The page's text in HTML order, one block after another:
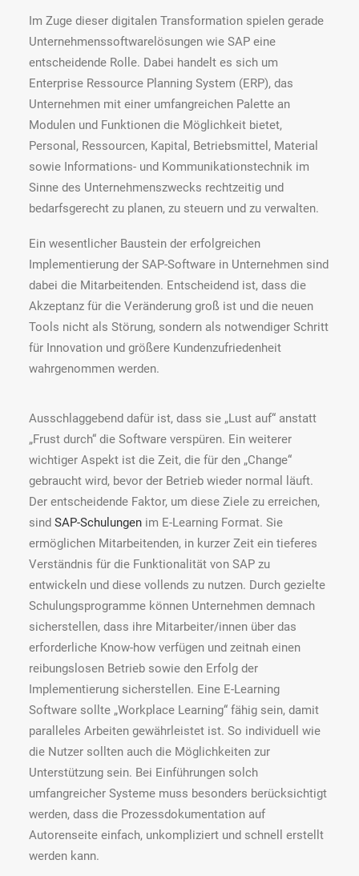
Im Zuge dieser digitalen Transformation spielen gerade
Unternehmenssoftwarelösungen wie SAP eine
entscheidende Rolle. Dabei handelt es sich um
Enterprise Ressource Planning System (ERP), das
Unternehmen mit einer umfangreichen Palette an
Modulen und Funktionen die Möglichkeit bietet,
Personal, Ressourcen, Kapital, Betriebsmittel, Material
sowie Informations- und Kommunikationstechnik im
Sinne des Unternehmenszwecks rechtzeitig und
bedarfsgerecht zu planen, zu steuern und zu verwalten.
Ein wesentlicher Baustein der erfolgreichen
Implementierung der SAP-Software in Unternehmen sind
dabei die Mitarbeitenden. Entscheidend ist, dass die
Akzeptanz für die Veränderung groß ist und die neuen
Tools nicht als Störung, sondern als notwendiger Schritt
für Innovation und größere Kundenzufriedenheit
wahrgenommen werden.
Ausschlaggebend dafür ist, dass sie „Lust auf“ anstatt
„Frust durch“ die Software verspüren. Ein weiterer
wichtiger Aspekt ist die Zeit, die für den „Change“
gebraucht wird, bevor der Betrieb wieder normal läuft.
Der entscheidende Faktor, um diese Ziele zu erreichen,
sind SAP-Schulungen im E-Learning Format. Sie
ermöglichen Mitarbeitenden, in kurzer Zeit ein tieferes
Verständnis für die Funktionalität von SAP zu
entwickeln und diese vollends zu nutzen. Durch gezielte
Schulungsprogramme können Unternehmen demnach
sicherstellen, dass ihre Mitarbeiter/innen über das
erforderliche Know-how verfügen und zeitnah einen
reibungslosen Betrieb sowie den Erfolg der
Implementierung sicherstellen. Eine E-Learning
Software sollte „Workplace Learning“ fähig sein, damit
paralleles Arbeiten gewährleistet ist. So individuell wie
die Nutzer sollten auch die Möglichkeiten zur
Unterstützung sein. Bei Einführungen solch
umfangreicher Systeme muss besonders berücksichtigt
werden, dass die Prozessdokumentation auf
Autorenseite einfach, unkompliziert und schnell erstellt
werden kann.